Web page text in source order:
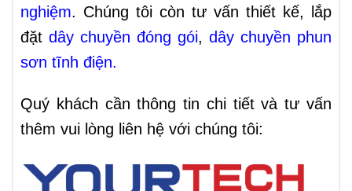
nghiệm. Chúng tôi còn tư vấn thiết kế, lắp
đặt dây chuyền đóng gói, dây chuyền phun
sơn tĩnh điện.
Quý khách cần thông tin chi tiết và tư vấn
thêm vui lòng liên hệ với chúng tôi: